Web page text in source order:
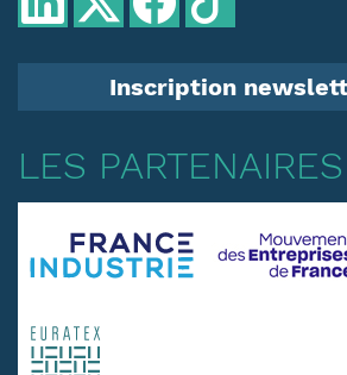
Inscription
LES